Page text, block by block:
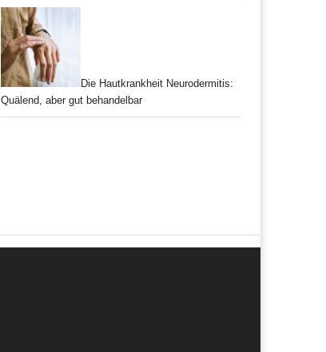
Die Hautkrankheit Neurodermitis:
Quälend, aber gut behandelbar